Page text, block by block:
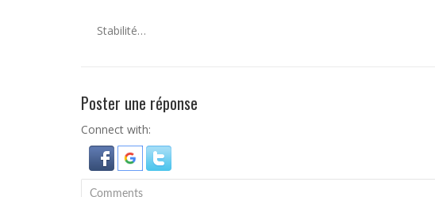
Stabilité…
Poster une réponse
Connect with: